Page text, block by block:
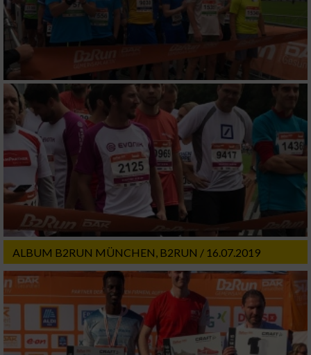
ALBUM B2RUN MÜNCHEN, B2RUN / 16.07.2019